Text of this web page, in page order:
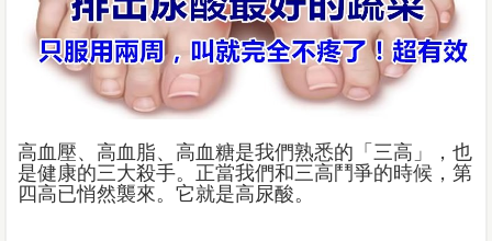
高血壓、高血脂、高血糖是我們熟悉的「三高」，也
是健康的三大殺手。正當我們和三高鬥爭的時候，第
四高已悄然襲來。它就是高尿酸。